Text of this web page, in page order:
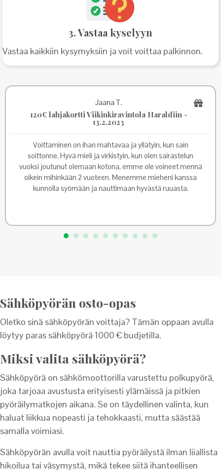
3. Vastaa kyselyyn
Vastaa kaikkiin kysymyksiin ja voit voittaa palkinnon.
Jaana T.
120€ lahjakortti Viikinkiravintola Haraldiin -
13.2.2023
Voittaminen on ihan mahtavaa ja yllätyin, kun sain
soittonne. Hyvä mieli ja virkistyin, kun olen sairastelun
vuoksi joutunut olemaan kotona, emme ole voineet mennä
oikein mihinkään 2 vuoteen. Menemme mieheni kanssa
kunnolla syömään ja nauttimaan hyvästä ruuasta.
Sähköpyörän osto-opas
Oletko sinä sähköpyörän voittaja? Tämän oppaan avulla
löytyy paras sähköpyörä 1000 € budjetilla.
Miksi valita sähköpyörä?
Sähköpyörä on sähkömoottorilla varustettu polkupyörä,
joka tarjoaa avustusta erityisesti ylämäissä ja pitkien
pyöräilymatkojen aikana. Se on täydellinen valinta, kun
haluat liikkua nopeasti ja tehokkaasti, mutta säästää
samalla voimiasi.
Sähköpyörän avulla voit nauttia pyöräilystä ilman liiallista
hikoilua tai väsymystä, mikä tekee siitä ihanteellisen